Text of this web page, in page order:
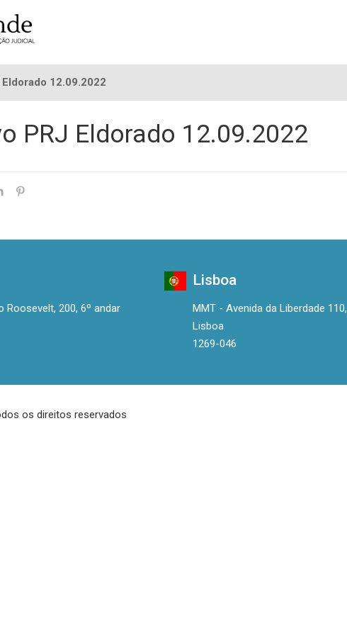
12.09.2022
PRJ Eldorado 12.09.2022
Roosevelt, 200, 6º andar
Lisboa
MMT - Avenida da Liberdade 110,
Lisboa
1269-046
os direitos reservados